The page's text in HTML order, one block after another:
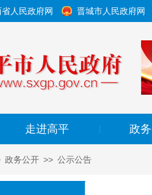
省人民政府网 晋城市人民政府网
走进高平 政
政务公开 >> 公示公告